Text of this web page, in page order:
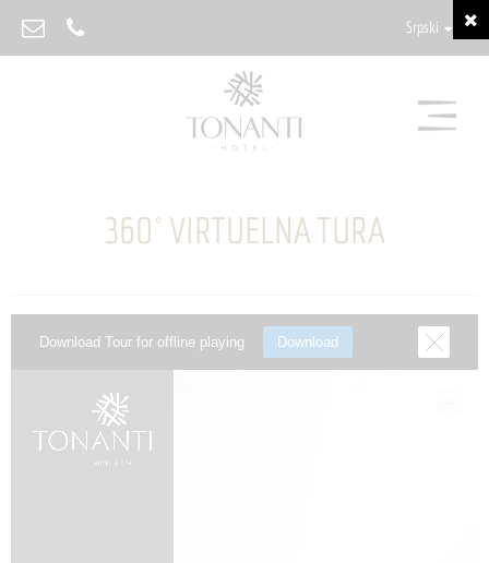
Srpski
360° VIRTUELNA TURA